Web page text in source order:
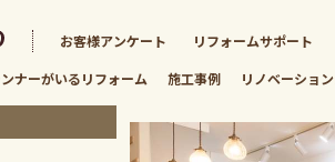
ナーがいるリフォーム 施工事例 リノベーション
お客様アンケート リフォームサポート